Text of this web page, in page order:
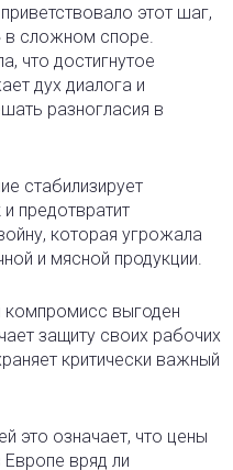
этот шаг,
в сложном споре.
что достигнутое
дух диалога и
разногласия в
стабилизирует
предотвратит
которая угрожала
и мясной продукции.
компромисс выгоден
защиту своих рабочих
критически важный
это означает, что цены
Европе вряд ли